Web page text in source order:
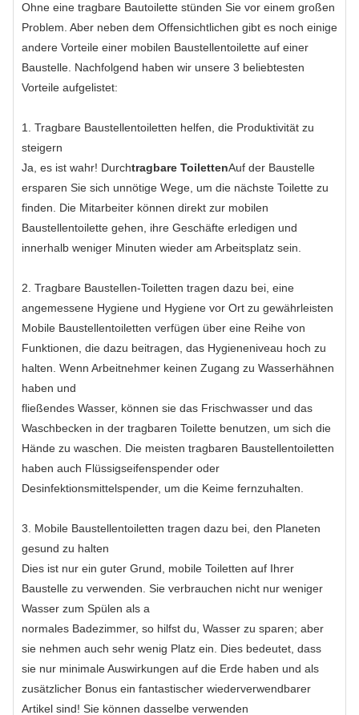
Ohne eine tragbare Bautoilette stünden Sie vor einem großen
Problem. Aber neben dem Offensichtlichen gibt es noch einige
andere Vorteile einer mobilen Baustellentoilette auf einer
Baustelle. Nachfolgend haben wir unsere 3 beliebtesten
Vorteile aufgelistet:
1. Tragbare Baustellentoiletten helfen, die Produktivität zu
steigern
Ja, es ist wahr! Durchtragbare ToilettenAuf der Baustelle
ersparen Sie sich unnötige Wege, um die nächste Toilette zu
finden. Die Mitarbeiter können direkt zur mobilen
Baustellentoilette gehen, ihre Geschäfte erledigen und
innerhalb weniger Minuten wieder am Arbeitsplatz sein.
2. Tragbare Baustellen-Toiletten tragen dazu bei, eine
angemessene Hygiene und Hygiene vor Ort zu gewährleisten
Mobile Baustellentoiletten verfügen über eine Reihe von
Funktionen, die dazu beitragen, das Hygieneniveau hoch zu
halten. Wenn Arbeitnehmer keinen Zugang zu Wasserhähnen
haben und
fließendes Wasser, können sie das Frischwasser und das
Waschbecken in der tragbaren Toilette benutzen, um sich die
Hände zu waschen. Die meisten tragbaren Baustellentoiletten
haben auch Flüssigseifenspender oder
Desinfektionsmittelspender, um die Keime fernzuhalten.
3. Mobile Baustellentoiletten tragen dazu bei, den Planeten
gesund zu halten
Dies ist nur ein guter Grund, mobile Toiletten auf Ihrer
Baustelle zu verwenden. Sie verbrauchen nicht nur weniger
Wasser zum Spülen als a
normales Badezimmer, so hilfst du, Wasser zu sparen; aber
sie nehmen auch sehr wenig Platz ein. Dies bedeutet, dass
sie nur minimale Auswirkungen auf die Erde haben und als
zusätzlicher Bonus ein fantastischer wiederverwendbarer
Artikel sind! Sie können dasselbe verwenden